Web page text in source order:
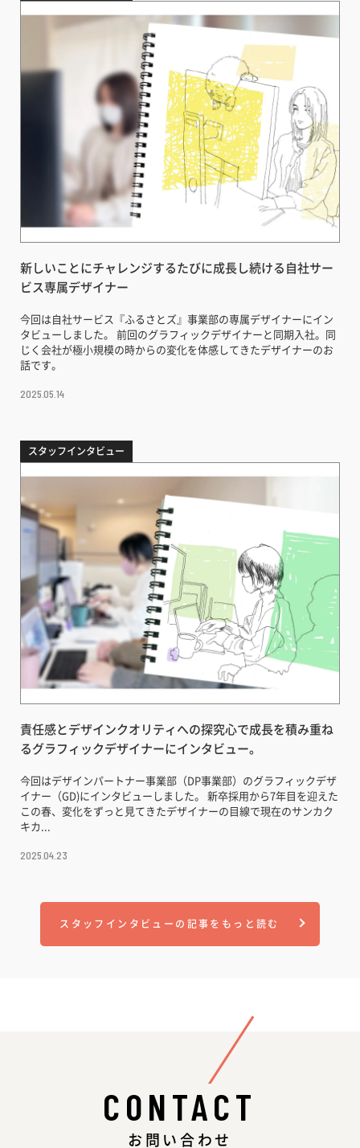
新しいことにチャレンジするたびに成長し続ける自社サー
ビス専属デザイナー
今回は自社サービス『ふるさとズ』事業部の専属デザイナーにイン
タビューしました。 前回のグラフィックデザイナーと同期入社。同
じく会社が極小規模の時からの変化を体感してきたデザイナーのお
話です。
2025.05.14
スタッフインタビュー
責任感とデザインクオリティへの探究心で成長を積み重ね
るグラフィックデザイナーにインタビュー。
今回はデザインパートナー事業部（DP事業部）のグラフィックデザ
イナー（GD)にインタビューしました。 新卒採用から7年目を迎えた
この春、変化をずっと見てきたデザイナーの目線で現在のサンカク
キカ...
2025.04.23
スタッフインタビューの記事をもっと読む
CONTACT
お問い合わせ